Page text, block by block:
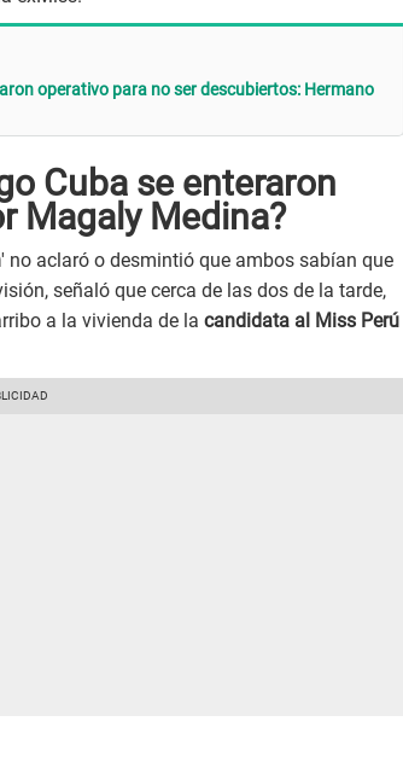
operativo para no ser descubiertos: Hermano
Cuba se enteraron
Magaly Medina?
' no aclaró o desmintió que ambos sabían que
señaló que cerca de las dos de la tarde,
a la vivienda de la candidata al Miss Perú